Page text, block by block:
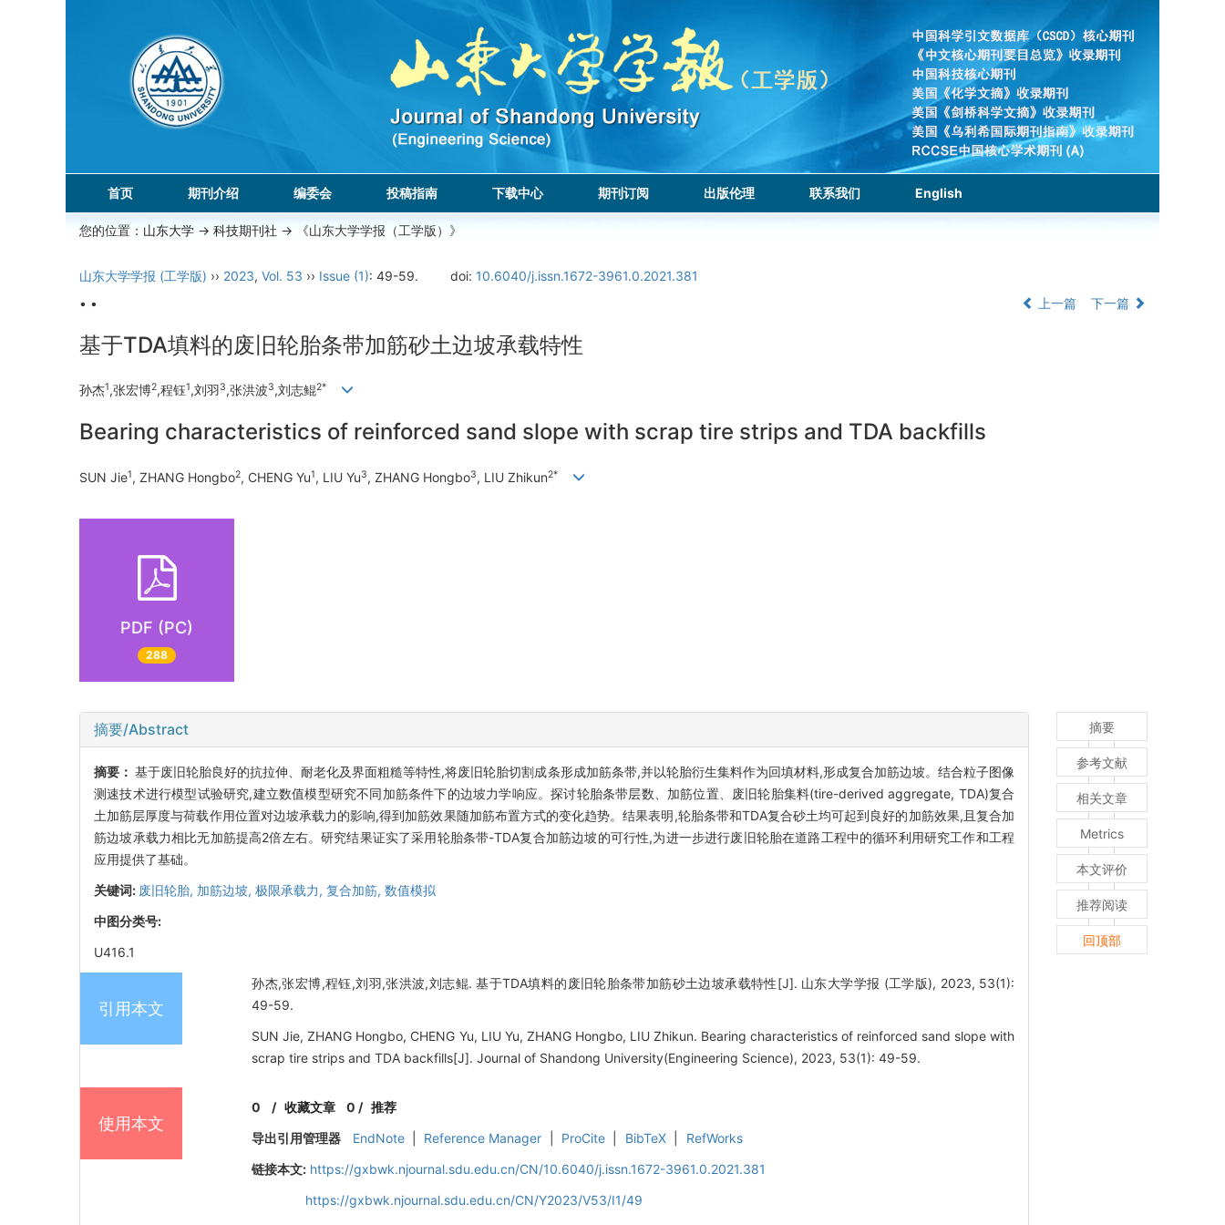
首页 期刊介绍 编委会 投稿指南 下载中心 期刊订阅 出版伦理 联系我们 English
您的位置： 山东大学 -> 科技期刊社 -> 《山东大学学报（工学版）》
山东大学学报 (工学版) ›› 2023, Vol. 53 ›› Issue (1): 49-59. doi: 10.6040/j.issn.1672-3961.0.2021.381
• •
上一篇 下一篇
基于TDA填料的废旧轮胎条带加筋砂土边坡承载特性
孙杰1,张宏博2,程钰1,刘羽3,张洪波3,刘志鲲2*
Bearing characteristics of reinforced sand slope with scrap tire strips and TDA backfills
SUN Jie1, ZHANG Hongbo2, CHENG Yu1, LIU Yu3, ZHANG Hongbo3, LIU Zhikun2*
PDF (PC)
288
摘要/Abstract
摘要：基于废旧轮胎良好的抗拉伸、耐老化及界面粗糙等特性,将废旧轮胎切割成条形成加筋条带,并以轮胎衍生集料作为回填材料,形成复合加筋边坡。结合粒子图像
测速技术进行模型试验研究,建立数值模型研究不同加筋条件下的边坡力学响应。探讨轮胎条带层数、加筋位置、废旧轮胎集料(tire-derived aggregate, TDA)复合
土加筋层厚度与荷载作用位置对边坡承载力的影响,得到加筋效果随加筋布置方式的变化趋势。结果表明,轮胎条带和TDA复合砂土均可起到良好的加筋效果,且复合加
筋边坡承载力相比无加筋提高2倍左右。研究结果证实了采用轮胎条带-TDA复合加筋边坡的可行性,为进一步进行废旧轮胎在道路工程中的循环利用研究工作和工程
应用提供了基础。
关键词: 废旧轮胎, 加筋边坡, 极限承载力, 复合加筋, 数值模拟
中图分类号:
U416.1
引用本文
孙杰,张宏博,程钰,刘羽,张洪波,刘志鲲. 基于TDA填料的废旧轮胎条带加筋砂土边坡承载特性[J]. 山东大学学报 (工学版), 2023, 53(1):
49-59.
SUN Jie, ZHANG Hongbo, CHENG Yu, LIU Yu, ZHANG Hongbo, LIU Zhikun. Bearing characteristics of reinforced sand slope with
scrap tire strips and TDA backfills[J]. Journal of Shandong University(Engineering Science), 2023, 53(1): 49-59.
使用本文
0 /收藏文章 0 / 推荐
导出引用管理器
EndNote Reference Manager ProCite BibTeX
RefWorks
链接本文: https://gxbwk.njournal.sdu.edu.cn/CN/10.6040/j.issn.1672-3961.0.2021.381
https://gxbwk.njournal.sdu.edu.cn/CN/Y2023/V53/I1/49
摘要
参考文献
相关文章
Metrics
本文评价
推荐阅读
回顶部